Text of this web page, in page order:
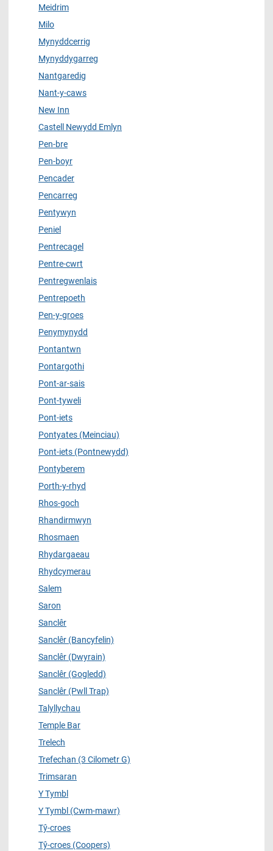
Meidrim
Milo
Mynyddcerrig
Mynyddygarreg
Nantgaredig
Nant-y-caws
New Inn
Castell Newydd Emlyn
Pen-bre
Pen-boyr
Pencader
Pencarreg
Pentywyn
Peniel
Pentrecagel
Pentre-cwrt
Pentregwenlais
Pentrepoeth
Pen-y-groes
Penymynydd
Pontantwn
Pontargothi
Pont-ar-sais
Pont-tyweli
Pont-iets
Pontyates (Meinciau)
Pont-iets (Pontnewydd)
Pontyberem
Porth-y-rhyd
Rhos-goch
Rhandirmwyn
Rhosmaen
Rhydargaeau
Rhydcymerau
Salem
Saron
Sanclêr
Sanclêr (Bancyfelin)
Sanclêr (Dwyrain)
Sanclêr (Gogledd)
Sanclêr (Pwll Trap)
Talyllychau
Temple Bar
Trelech
Trefechan (3 Cilometr G)
Trimsaran
Y Tymbl
Y Tymbl (Cwm-mawr)
Tŷ-croes
Tŷ-croes (Coopers)